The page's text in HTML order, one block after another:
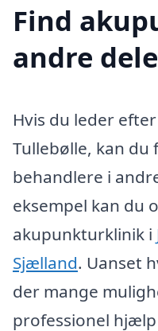
Find
andre
Hvis du leder
Tullebølle, kan du
behandlere i
eksempel kan du
akupunkturklinik i
Sjælland. Uanset
der mange
professionel